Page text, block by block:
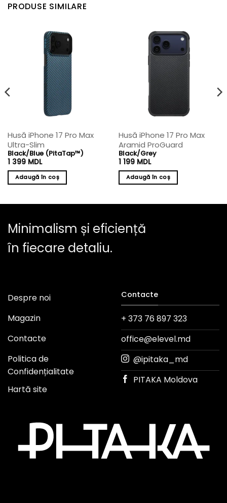
PRODUSE SIMILARE
Husă iPhone 17 Pro Max
Ultra-Slim
Black/Blue (PitaTap™)
1 399 MDL
Adaugă în coș
Husă iPhone 17 Pro Max
Aramid ProGuard
Black/Grey
1 199 MDL
Adaugă în coș
Minimalism și eficiență
în fiecare detaliu.
Despre noi
Magazin
Contacte
Politica de
Confidențialitate
Hartă site
Contacte
+ 373 76 897 323
office@elevel.md
@ipitaka_md
PITAKA Moldova